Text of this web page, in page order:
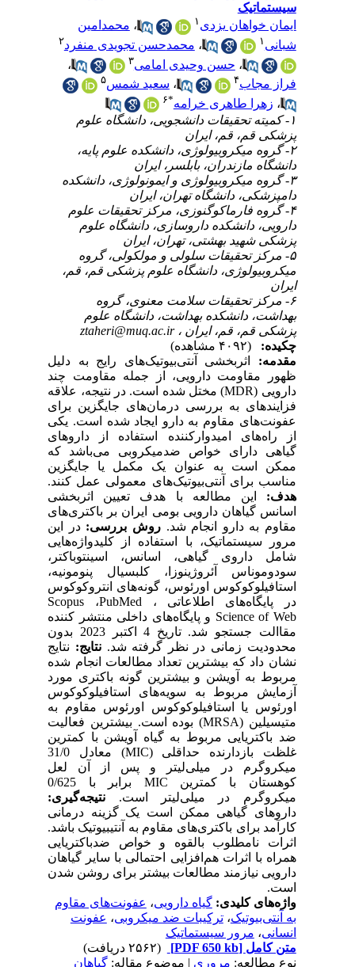
سیستماتیک
ایمان خواهان ‎یزدی
۱ ،
محمد‎امین
شبانی ۱ ،محمد‎حسن تجویدی ‎منفرد ۲
،حسن وحیدی ‎امامی ۳
،
فراز مجاب ۴ ،سعید شمس
،زهرا طاهری خرامه *
۱- کمیته تحقیقات دانشجویی، دانشگاه علوم
پزشکی قم، قم، ایران
۲- گروه میکروبیولوژی، دانشکده علوم پایه،
دانشگاه مازندران، بابلسر، ایران
۳- گروه میکروبیولوژی و ایمونولوژی، دانشکده
دامپزشکی، دانشگاه تهران، ایران
۴- گروه فارماکوگنوزی، مرکز تحقیقات علوم
دارویی، دانشکده داروسازی، دانشگاه علوم
پزشکی شهید بهشتی، تهران، ایران
۵- مرکز تحقیقات سلولی و مولکولی، گروه
میکروبیولوژی، دانشگاه علوم پزشکی قم، قم،
ایران
۶- مرکز تحقیقات سلامت معنوی، گروه
بهداشت، دانشکده بهداشت، دانشگاه علوم
پزشکی قم، قم، ایران ،ztaheri@muq.ac.ir
چکیده:
(۴۰۹۲ مشاهده)
مقدمه:اثربخشی آنتی‌بیوتیک‌های رایج به دلیل
ظهور مقاومت دارویی، از جمله مقاومت چند
دارویی (MDR) مختل شده است. در نتیجه، علاقه
فزایندهای به بررسی درمان‌های جایگزین برای
عفونت‌های مقاوم به دارو ایجاد شده است. یکی
از راه‌های امیدوارکننده استفاده از داروهای
گیاهی دارای خواص ضدمیکروبی می‌باشد که
ممکن است به عنوان یک مکمل یا جایگزین
مناسب برای آنتی‌بیوتیک‌های معمولی عمل کنند.
هدف:این مطالعه با هدف تعیین اثربخشی
اسانس گیاهان دارویی بومی ایران بر باکتری‌های
مقاوم به دارو انجام شد.روش بررسی:در این
مرور سیستماتیک، با استفاده از کلیدواژه‌هایی
شامل داروی گیاهی، اسانس، اسینتوباکتر،
سودوموناس آئروژینوزا، کلبسیال پنومونیه،
استافیلوکوکوس اورئوس، گونه‌های انتروکوکوس
در پایگاه‌های اطلاعاتی Scopus ،PubMed ،
Science of Web و پایگاه‌های داخلی منتشر کننده
مقاالت جستجو شد. تاریخ 4 اکتبر 2023 بدون
محدودیت زمانی در نظر گرفته شد.نتایج:نتایج
نشان داد که بیشترین تعداد مطالعات انجام شده
مربوط به آویشن و بیشترین گونه باکتری مورد
آزمایش مربوط به سویه‌های استافیلوکوکوس
اورئوس یا استافیلوکوکوس اورئوس مقاوم به
متیسیلین (MRSA) بوده است. بیشترین فعالیت
ضد باکتریایی مربوط به گیاه آویشن با کمترین
غلظت بازدارنده حداقلی (MIC) معادل 31/0
میکروگرم در میلی‌لیتر و پس از آن لعل
کوهستان با کمترین MIC برابر با 0/625
میکروگرم در میلی‌لیتر است.نتیجه‌گیری:
داروهای گیاهی ممکن است یک گزینه درمانی
کارآمد برای باکتری‌های مقاوم به آنتیبیوتیک باشد.
اثرات نامطلوب بالقوه و خواص ضدباکتریایی
همراه با اثرات هم‌افزایی احتمالی با سایر گیاهان
دارویی نیازمند مطالعات بیشتر برای روشن شدن
است.
واژه‌های کلیدی:گیاه دارویی،عفونت‌های مقاوم
به آنتی‌بیوتیک،ترکیبات ضد میکروبی،عفونت
انسانی،مرور سیستماتیک
متن کامل[PDF 650 kb]
(۲۵۶۲ دریافت)
نوع مطالعه:مروری| موضوع مقاله:گياهان